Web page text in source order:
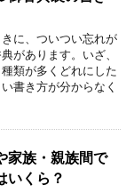
に、ついつい忘れが
があります。いざ、
類が多くどれにした
書き方が分からなく
家族・親族間で
いくら？